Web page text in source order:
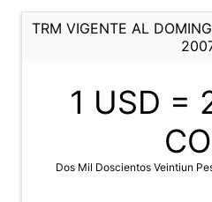
TRM VIGENTE AL
1 USD =
Dos Mil Doscientos Veintiun